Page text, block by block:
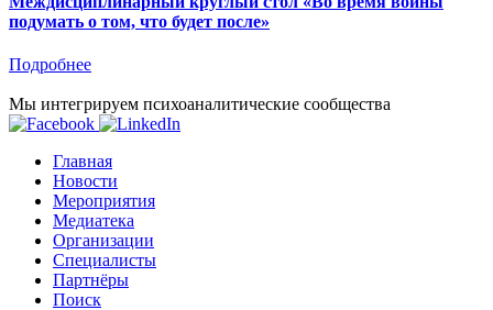
подумать о том, что будет после»
Подробнее
Мы интегрируем психоаналитические сообщества
Главная
Новости
Мероприятия
Медиатека
Организации
Специалисты
Партнёры
Поиск